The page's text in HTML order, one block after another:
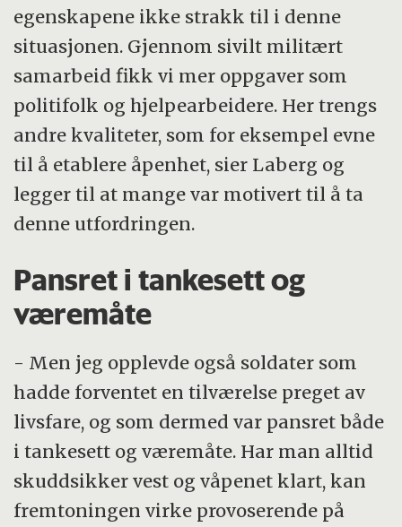
egenskapene ikke strakk til i denne
situasjonen. Gjennom sivilt militært
samarbeid fikk vi mer oppgaver som
politifolk og hjelpearbeidere. Her trengs
andre kvaliteter, som for eksempel evne
til å etablere åpenhet, sier Laberg og
legger til at mange var motivert til å ta
denne utfordringen.
Pansret i tankesett og
væremåte
- Men jeg opplevde også soldater som
hadde forventet en tilværelse preget av
livsfare, og som dermed var pansret både
i tankesett og væremåte. Har man alltid
skuddsikker vest og våpenet klart, kan
fremtoningen virke provoserende på